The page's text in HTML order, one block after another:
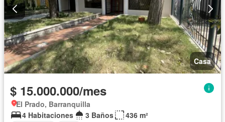
Casa
$ 15.000.000/mes
El Prado, Barranquilla
4 Habitaciones
3 Baños
436 m²